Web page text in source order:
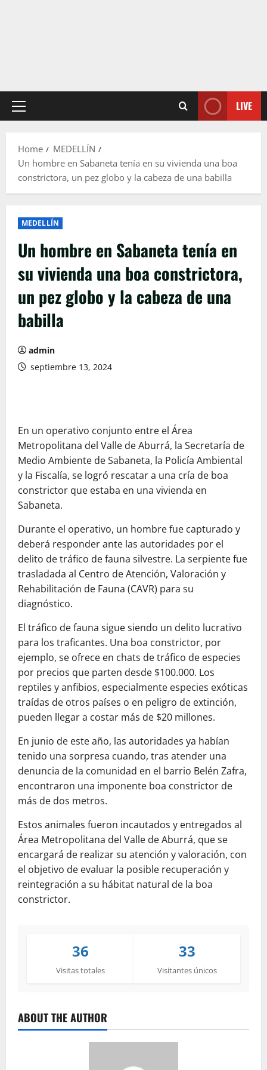
Primary
LIVE
Home
MEDELLÍN
Un hombre en Sabaneta tenía en su vivienda una boa
constrictora, un pez globo y la cabeza de una babilla
MEDELLÍN
Un hombre en Sabaneta tenía en
su vivienda una boa constrictora,
un pez globo y la cabeza de una
babilla
admin
septiembre 13, 2024
En un operativo conjunto entre el Área
Metropolitana del Valle de Aburrá, la Secretaría de
Medio Ambiente de Sabaneta, la Policía Ambiental
y la Fiscalía, se logró rescatar a una cría de boa
constrictor que estaba en una vivienda en
Sabaneta.
Durante el operativo, un hombre fue capturado y
deberá responder ante las autoridades por el
delito de tráfico de fauna silvestre. La serpiente fue
trasladada al Centro de Atención, Valoración y
Rehabilitación de Fauna (CAVR) para su
diagnóstico.
El tráfico de fauna sigue siendo un delito lucrativo
para los traficantes. Una boa constrictor, por
ejemplo, se ofrece en chats de tráfico de especies
por precios que parten desde $100.000. Los
reptiles y anfibios, especialmente especies exóticas
traídas de otros países o en peligro de extinción,
pueden llegar a costar más de $20 millones.
En junio de este año, las autoridades ya habían
tenido una sorpresa cuando, tras atender una
denuncia de la comunidad en el barrio Belén Zafra,
encontraron una imponente boa constrictor de
más de dos metros.
Estos animales fueron incautados y entregados al
Área Metropolitana del Valle de Aburrá, que se
encargará de realizar su atención y valoración, con
el objetivo de evaluar la posible recuperación y
reintegración a su hábitat natural de la boa
constrictor.
36
Visitas totales
33
Visitantes únicos
ABOUT THE AUTHOR